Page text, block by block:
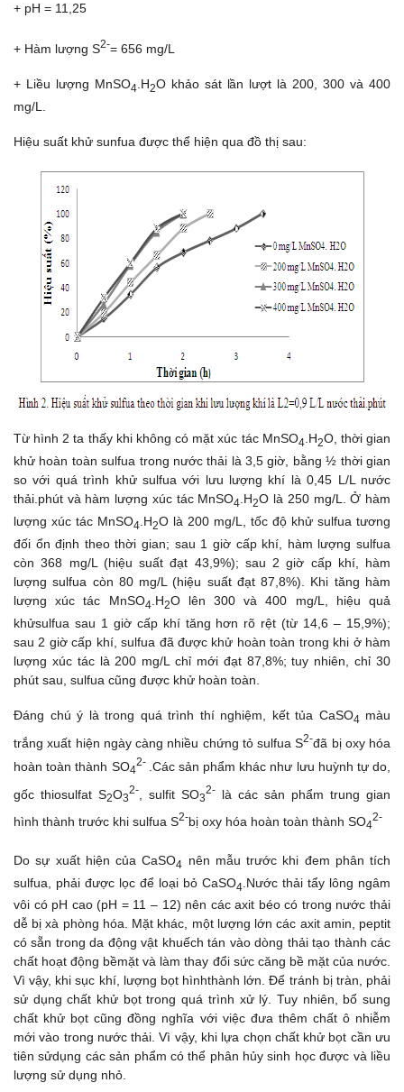
+ pH = 11,25
+ Hàm lượng S2-= 656 mg/L
+ Liều lượng MnSO4 .H2O khảo sát lần lượt là 200, 300 và 400
mg/L.
Hiệu suất khử sunfua được thể hiện qua đồ thị sau:
Từ hình 2 ta thấy khi không có mặt xúc tác MnSO4.H2O, thời gian
khử hoàn toàn sulfua trong nước thải là 3,5 giờ, bằng ½ thời gian
so với quá trình khử sulfua với lưu lượng khí là 0,45 L/L nước
thải.phút và hàm lượng xúc tác MnSO4 .H2O là 250 mg/L. Ở hàm
lượng xúc tác MnSO4 .H2O là 200 mg/L, tốc độ khử sulfua tương
đối ổn định theo thời gian; sau 1 giờ cấp khí, hàm lượng sulfua
còn 368 mg/L (hiệu suất đạt 43,9%); sau 2 giờ cấp khí, hàm
lượng sulfua còn 80 mg/L (hiệu suất đạt 87,8%). Khi tăng hàm
lượng xúc tác MnSO4 .H2O lên 300 và 400 mg/L, hiệu quả
khửsulfua sau 1 giờ cấp khí tăng hơn rõ rệt (từ 14,6 – 15,9%);
sau 2 giờ cấp khí, sulfua đã được khử hoàn toàn trong khi ở hàm
lượng xúc tác là 200 mg/L chỉ mới đạt 87,8%; tuy nhiên, chỉ 30
phút sau, sulfua cũng được khử hoàn toàn.
Đáng chú ý là trong quá trình thí nghiệm, kết tủa CaSO4 màu
trắng xuất hiện ngày càng nhiều chứng tỏ sulfua S2-đã bị oxy hóa
hoàn toàn thành SO4
2- .Các sản phẩm khác như lưu huỳnh tự do,
gốc thiosulfat S2O3
2- , sulfit SO3
2-
là các sản phẩm trung gian
hình thành trước khi sulfua S2-bị oxy hóa hoàn toàn thành SO4
2-
Do sự xuất hiện của CaSO4
nên mẫu trước khi đem phân tích
sulfua, phải được lọc để loại bỏ CaSO4 .Nước thải tẩy lông ngâm
vôi có pH cao (pH = 11 – 12) nên các axit béo có trong nước thải
dễ bị xà phòng hóa. Mặt khác, một lượng lớn các axit amin, peptit
có sẵn trong da động vật khuếch tán vào dòng thải tạo thành các
chất hoạt động bềmặt và làm thay đổi sức căng bề mặt của nước.
Vì vậy, khi sục khí, lượng bọt hìnhthành lớn. Để tránh bị tràn, phải
sử dụng chất khử bọt trong quá trình xử lý. Tuy nhiên, bổ sung
chất khử bọt cũng đồng nghĩa với việc đưa thêm chất ô nhiễm
mới vào trong nước thải. Vì vậy, khi lựa chọn chất khử bọt cần ưu
tiên sửdụng các sản phẩm có thể phân hủy sinh học được và liều
lượng sử dụng nhỏ.